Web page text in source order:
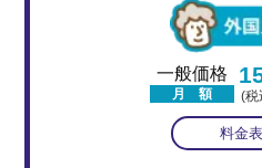
一般価格
月 額 (税
料金